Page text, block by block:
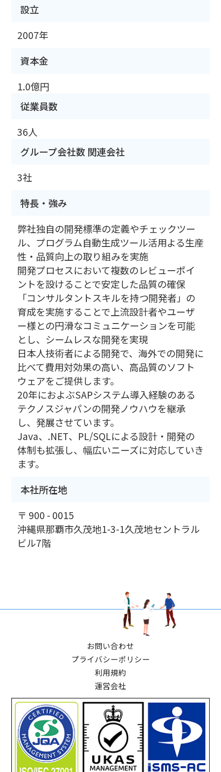
設立
2007年
資本金
1.0億円
従業員数
36人
グループ会社数 関連会社
3社
特長・強み
弊社独自の開発標準の定義やチェックツー
ル、プログラム自動生成ツール活用よる生産
性・品質向上の取り組みを実施
開発プロセスにおいて複数のレビューポイ
ントを設けることで安定した品質の確保
「コンサルタントスキルを持つ開発者」の
育成を実施することで上流設計者やユーザ
ー様との円滑なコミュニケーションを可能
とし、シームレスな開発を実現
日本人技術者による開発で、海外での開発に
比べて費用対効果の高い、高品質のソフト
ウェアをご提供します。
20年におよぶSAPシステム導入経験のある
テクノスジャパンの開発ノウハウを継承
し、発展させています。
Java、.NET、PL/SQLによる設計・開発の
体制も拡張し、幅広いニーズに対応していき
ます。
本社所在地
〒 900 - 0015
沖縄県那覇市久茂地1-3-1久茂地セントラル
ビル7階
お問い合わせ
プライバシーポリシー
利用規約
運営会社